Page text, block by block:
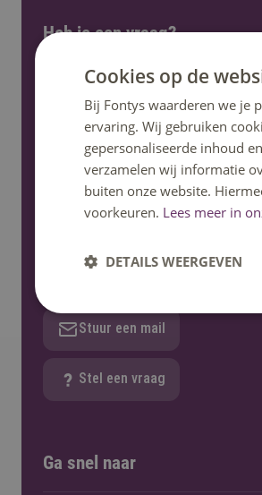
Heb je een vraag?
Het klantcontactcentrum helpt je
Bereikbaar op ma t/m vrij 08:30u –
Telefonisch bereikbaar tot 12:30u.
Bel: 08850 80000
Stuur een mail
Stel een vraag
Ga snel naar
Cookies op de
Bij Fontys waarderen we je
ervaring. Wij gebruiken
gepersonaliseerde inhoud
verzamelen wij informatie
buiten onze website.
voorkeuren. Lees meer in
DETAILS WEERGEVEN